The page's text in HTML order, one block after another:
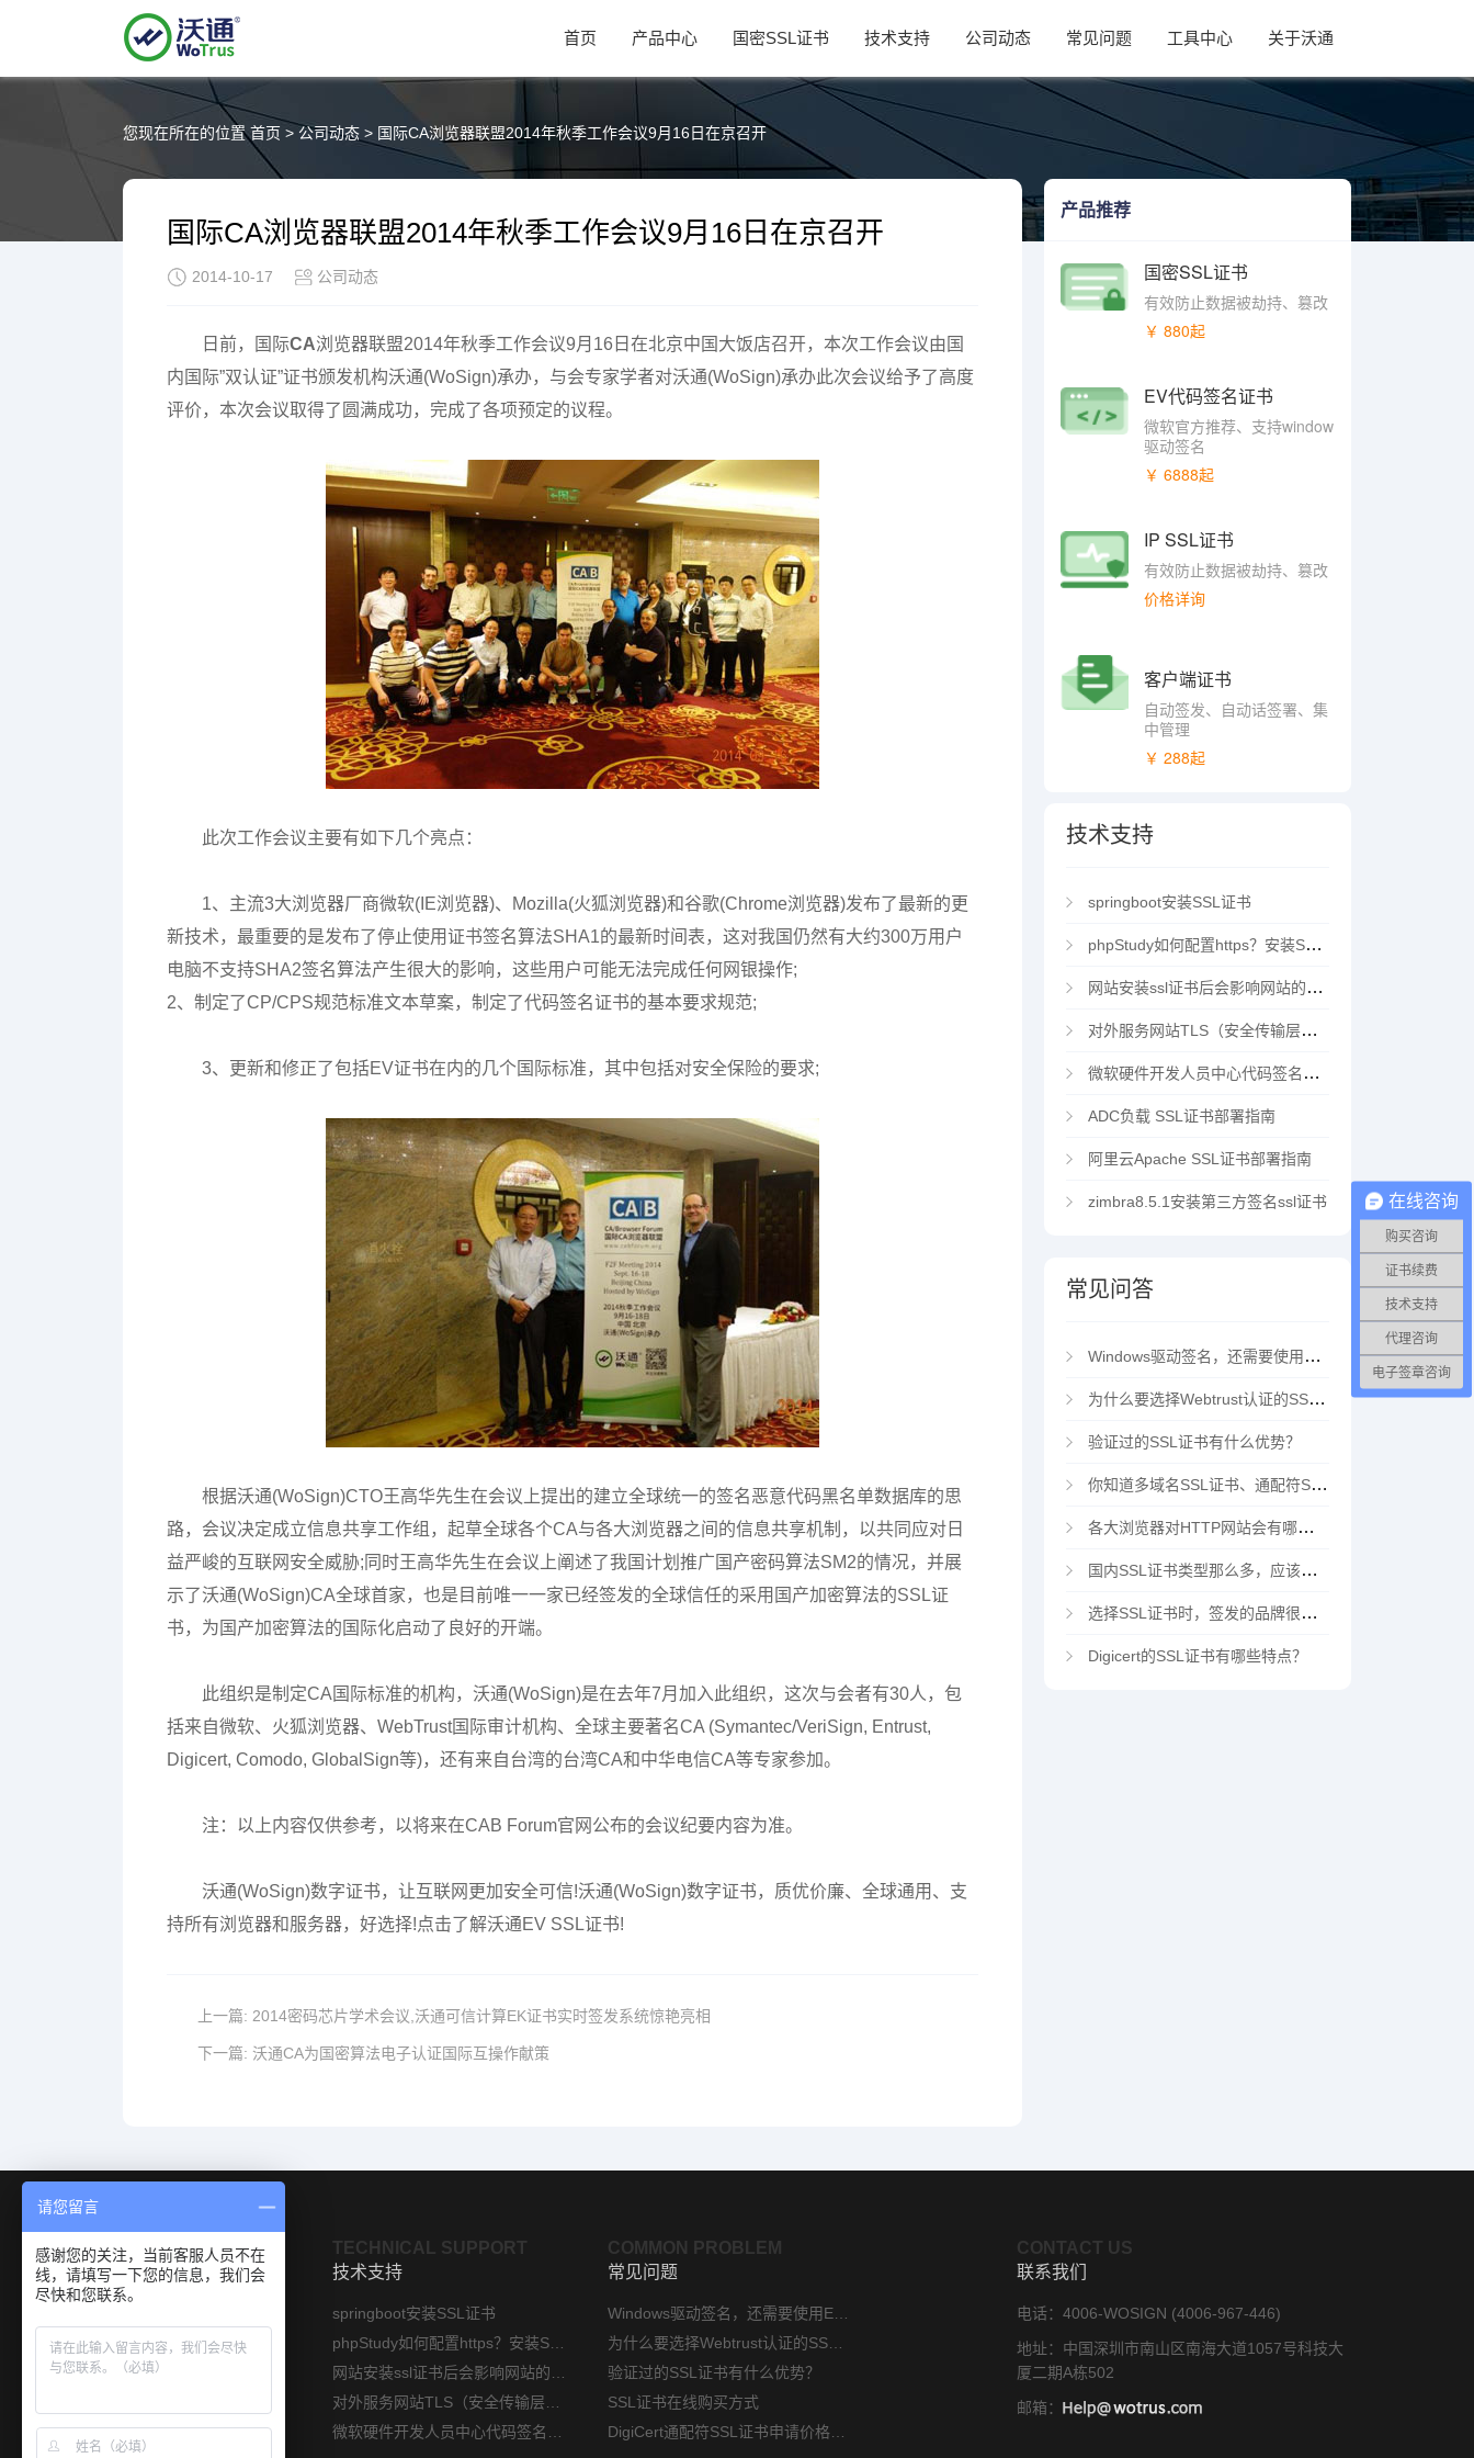
首页 产品中心 国密SSL证书 技术支持 公司动态 常见问题 工具中心 关于沃通
您现在所在的位置首页 > 公司动态 > 国际CA浏览器联盟2014年秋季工作会议9月16日在京召开
国际CA浏览器联盟2014年秋季工作会议9月16日在京召开
2014-10-17 公司动态
日前，国际CA浏览器联盟2014年秋季工作会议9月16日在北京中国大饭店召开，本次工作会议由国
内国际”双认证”证书颁发机构沃通(WoSign)承办，与会专家学者对沃通(WoSign)承办此次会议给予了高度
评价，本次会议取得了圆满成功，完成了各项预定的议程。
此次工作会议主要有如下几个亮点：
1、主流3大浏览器厂商微软(IE浏览器)、Mozilla(火狐浏览器)和谷歌(Chrome浏览器)发布了最新的更
新技术，最重要的是发布了停止使用证书签名算法SHA1的最新时间表，这对我国仍然有大约300万用户
电脑不支持SHA2签名算法产生很大的影响，这些用户可能无法完成任何网银操作;
2、制定了CP/CPS规范标准文本草案，制定了代码签名证书的基本要求规范;
3、更新和修正了包括EV证书在内的几个国际标准，其中包括对安全保险的要求;
根据沃通(WoSign)CTO王高华先生在会议上提出的建立全球统一的签名恶意代码黑名单数据库的思
路，会议决定成立信息共享工作组，起草全球各个CA与各大浏览器之间的信息共享机制，以共同应对日
益严峻的互联网安全威胁;同时王高华先生在会议上阐述了我国计划推广国产密码算法SM2的情况，并展
示了沃通(WoSign)CA全球首家，也是目前唯一一家已经签发的全球信任的采用国产加密算法的SSL证
书，为国产加密算法的国际化启动了良好的开端。
此组织是制定CA国际标准的机构，沃通(WoSign)是在去年7月加入此组织，这次与会者有30人，包
括来自微软、火狐浏览器、WebTrust国际审计机构、全球主要著名CA (Symantec/VeriSign, Entrust,
Digicert, Comodo, GlobalSign等)，还有来自台湾的台湾CA和中华电信CA等专家参加。
注：以上内容仅供参考，以将来在CAB Forum官网公布的会议纪要内容为准。
沃通(WoSign)数字证书，让互联网更加安全可信!沃通(WoSign)数字证书，质优价廉、全球通用、支
持所有浏览器和服务器，好选择!点击了解沃通EV SSL证书!
上一篇: 2014密码芯片学术会议,沃通可信计算EK证书实时签发系统惊艳亮相
下一篇: 沃通CA为国密算法电子认证国际互操作献策
产品推荐
国密SSL证书
有效防止数据被劫持、篡改
￥ 880起
EV代码签名证书
微软官方推荐、支持window
驱动签名
￥ 6888起
IP SSL证书
有效防止数据被劫持、篡改
价格详询
客户端证书
自动签发、自动话签署、集
中管理
￥ 288起
技术支持
springboot安装SSL证书
phpStudy如何配置https？安装SSL证书方法指南
网站安装ssl证书后会影响网站的访问速度吗？
对外服务网站TLS（安全传输层协议）部署指南
微软硬件开发人员中心代码签名证书选购指南
ADC负载 SSL证书部署指南
阿里云Apache SSL证书部署指南
zimbra8.5.1安装第三方签名ssl证书
常见问答
Windows驱动签名，还需要使用EV代码签名证书吗？
为什么要选择Webtrust认证的SSL证书？
验证过的SSL证书有什么优势？
你知道多域名SSL证书、通配符SSL证书、多域名通配符SSL证书吗？
各大浏览器对HTTP网站会有哪些“不安全”警告
国内SSL证书类型那么多，应该选择哪家CA机构？
选择SSL证书时，签发的品牌很重要吗？
Digicert的SSL证书有哪些特点？
OUR PRODUCTS
产品展示
软件签名证书
国密SSL证书
时间戳
TECHNICAL SUPPORT
技术支持
springboot安装SSL证书
COMMON PROBLEM
常见问题
验证过的SSL证书有什么优势？
SSL证书在线购买方式
CONTACT US
联系我们
电话：4006-WOSIGN (4006-967-446)
地址：中国深圳市南山区南海大道1057号科技大
厦二期A栋502
邮箱：
在线咨询
购买咨询
证书续费
技术支持
代理咨询
电子签章咨询
请您留言
感谢您的关注，当前客服人员不在
线，请填写一下您的信息，我们会
尽快和您联系。